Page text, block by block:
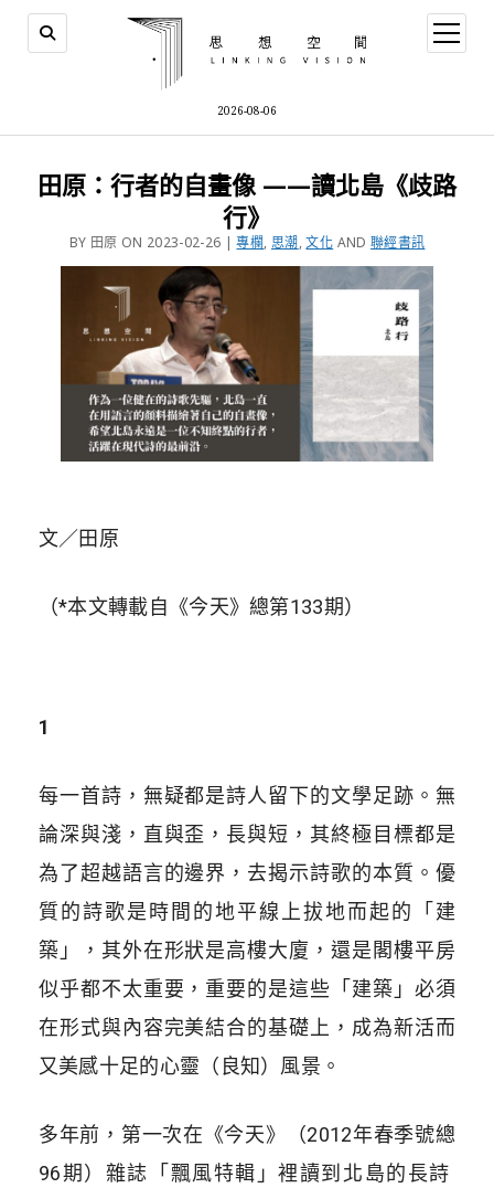
2026-08-06
田原：行者的自畫像 ——讀北島《歧路
行》
BY 田原 ON 2023-02-26 |專欄, 思潮,文化 AND 聯經書訊
文／田原
（*本文轉載自《今天》總第133期）
1
每一首詩，無疑都是詩人留下的文學足跡。無
論深與淺，直與歪，長與短，其終極目標都是
為了超越語言的邊界，去揭示詩歌的本質。優
質的詩歌是時間的地平線上拔地而起的「建
築」，其外在形狀是高樓大廈，還是閣樓平房
似乎都不太重要，重要的是這些「建築」必須
在形式與內容完美結合的基礎上，成為新活而
又美感十足的心靈（良知）風景。
多年前，第一次在《今天》（2012年春季號總
96期）雜誌「飄風特輯」裡讀到北島的長詩